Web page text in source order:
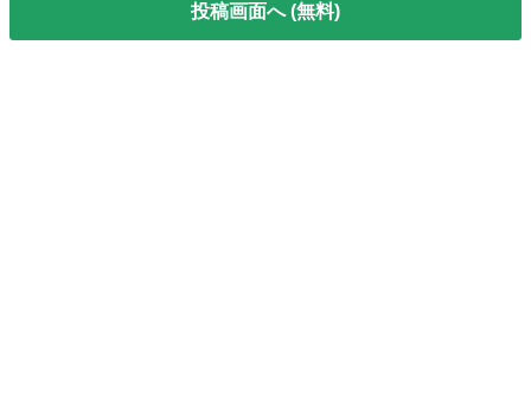
投稿画面へ (無料)